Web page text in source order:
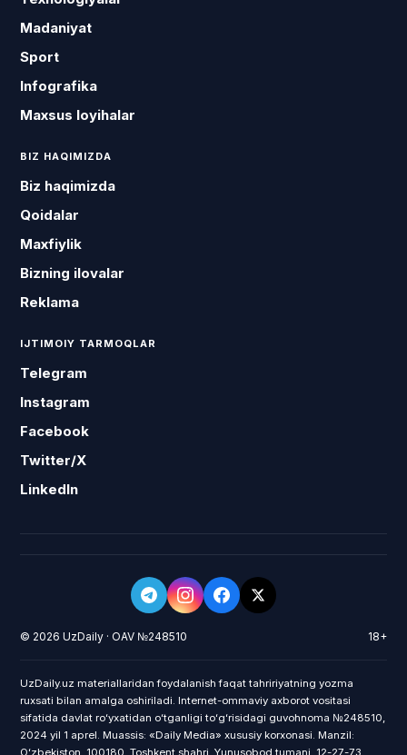
Madaniyat
Sport
Infografika
Maxsus loyihalar
BIZ HAQIMIZDA
Biz haqimizda
Qoidalar
Maxfiylik
Bizning ilovalar
Reklama
IJTIMOIY TARMOQLAR
Telegram
Instagram
Facebook
Twitter/X
LinkedIn
© 2026 UzDaily · OAV №248510 18+
UzDaily.uz materiallaridan foydalanish faqat tahririyatning yozma
ruxsati bilan amalga oshiriladi. Internet-ommaviy axborot vositasi
sifatida davlat roʻyxatidan oʻtganligi toʻgʻrisidagi guvohnoma №248510,
2024 yil 1 aprel. Muassis: «Daily Media» xususiy korxonasi. Manzil:
Oʻzbekiston, 100180, Toshkent shahri, Yunusobod tumani, 12-27-73.